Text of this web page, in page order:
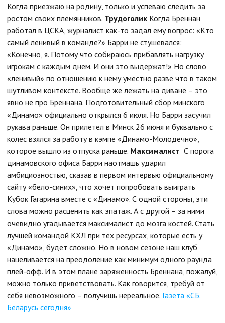
Когда приезжаю на родину, только и успеваю следить за
ростом своих племянников. Трудоголик Когда Бреннан
работал в ЦСКА, журналист как-то задал ему вопрос: «Кто
самый ленивый в команде?» Барри не стушевался:
«Конечно, я. Потому что собираюсь прибавлять нагрузку
игрокам с каждым днем. И они это выдержат!» Но слово
«ленивый» по отношению к нему уместно разве что в таком
шутливом контексте. Вообще же лежать на диване – это
явно не про Бреннана. Подготовительный сбор минского
«Динамо» официально открылся 6 июля. Но Барри засучил
рукава раньше. Он прилетел в Минск 26 июня и буквально с
колес взялся за работу в кэмпе «Динамо-Молодечно»,
которое вышло из отпуска раньше. Максималист С порога
динамовского офиса Барри наотмашь ударил
амбициозностью, сказав в первом интервью официальному
сайту «бело-синих», что хочет попробовать выиграть
Кубок Гагарина вместе с «Динамо». С одной стороны, эти
слова можно расценить как эпатаж. А с другой – за ними
очевидно угадывается максималист до мозга костей. Стать
лучшей командой КХЛ при тех ресурсах, которые есть у
«Динамо», будет сложно. Но в новом сезоне наш клуб
нацеливается на преодоление как минимум одного раунда
плей-офф. И в этом плане заряженность Бреннана, пожалуй,
можно только приветствовать. Как говорится, требуй от
себя невозможного – получишь нереальное. Газета «СБ.
Беларусь сегодня»